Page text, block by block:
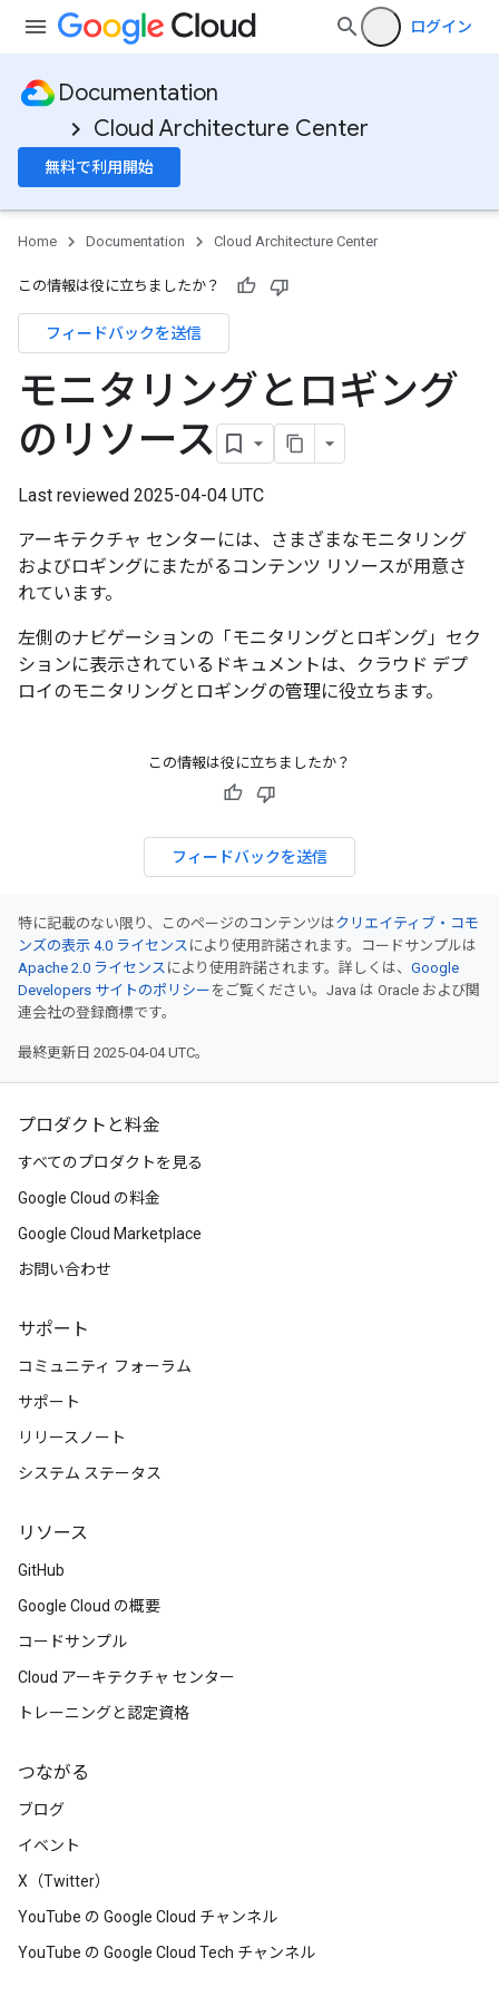
ログイン
Documentation
Cloud Architecture Center
無料で利用開始
Home Documentation Cloud Architecture Center
この情報は役に立ちましたか？
フィードバックを送信
モニタリングとロギング
のリソース
Last reviewed 2025-04-04 UTC
アーキテクチャ センターには、さまざまなモニタリング
およびロギングにまたがるコンテンツ リソースが用意さ
れています。
左側のナビゲーションの「モニタリングとロギング」セク
ションに表示されているドキュメントは、クラウド デプ
ロイのモニタリングとロギングの管理に役立ちます。
この情報は役に立ちましたか？
フィードバックを送信
特に記載のない限り、このページのコンテンツはクリエイティブ・コモ
ンズの表示 4.0 ライセンス により使用許諾されます。コードサンプルは
Apache 2.0 ライセンス により使用許諾されます。詳しくは、 Google
Developers サイトのポリシー をご覧ください。Java は Oracle および関
連会社の登録商標です。
最終更新日 2025-04-04 UTC。
プロダクトと料金
すべてのプロダクトを見る
Google Cloud の料金
Google Cloud Marketplace
お問い合わせ
サポート
コミュニティ フォーラム
サポート
リリースノート
システム ステータス
リソース
GitHub
Google Cloud の概要
コードサンプル
Cloud アーキテクチャ センター
トレーニングと認定資格
つながる
ブログ
イベント
X（Twitter）
YouTube の Google Cloud チャンネル
YouTube の Google Cloud Tech チャンネル